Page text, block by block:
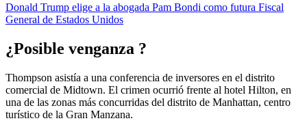
Donald Trump elige a la abogada Pam Bondi como futura Fiscal
General de Estados Unidos
¿Posible venganza ?
Thompson asistía a una conferencia de inversores en el distrito
comercial de Midtown. El crimen ocurrió frente al hotel Hilton, en
una de las zonas más concurridas del distrito de Manhattan, centro
turístico de la Gran Manzana.